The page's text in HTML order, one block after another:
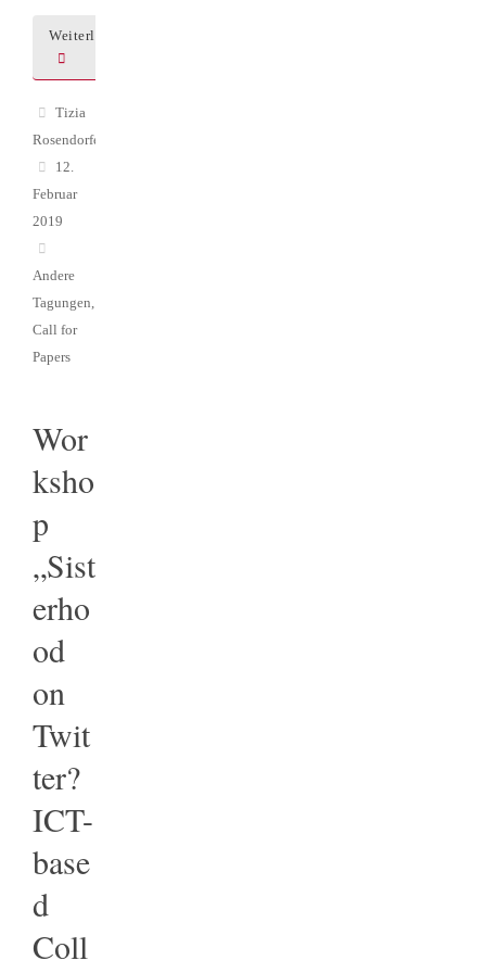
Weiterlesen
Tizia
Rosendorfer
12.
Februar
2019
Andere
Tagungen,
Call for
Papers
Wor
ksho
p
„Sist
erho
od
on
Twit
ter?
ICT-
base
d
Coll